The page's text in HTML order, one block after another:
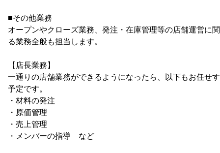
■その他業務
オープンやクローズ業務、発注・在庫管理等の店舗運営に
る業務全般も担当します。
【店長業務】
一通りの店舗業務ができるようになったら、以下もお任せ
予定です。
・材料の発注
・原価管理
・売上管理
・メンバーの指導 など